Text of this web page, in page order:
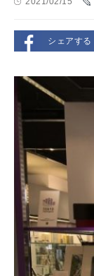
シェアする